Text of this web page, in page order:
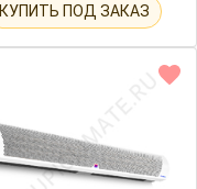
КУПИТЬ ПОД ЗАКАЗ